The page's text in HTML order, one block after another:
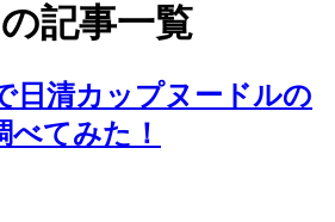
の記事一覧
日清カップヌードルの
べてみた！